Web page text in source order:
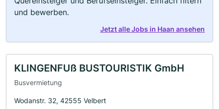
und bewerben.
Jetzt alle Jobs in Haan ansehen
KLINGENFUß BUSTOURISTIK GmbH
Busvermietung
Wodanstr. 32, 42555 Velbert